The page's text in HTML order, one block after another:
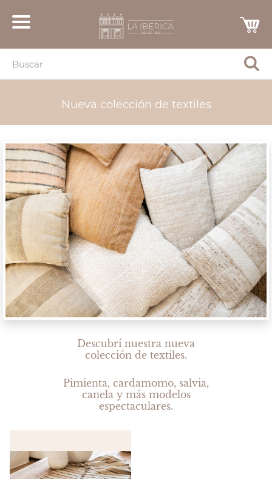
Nueva colección de textiles
Descubrí nuestra nueva
colección de textiles.
Pimienta, cardamomo, salvia,
canela y más modelos
espectaculares.